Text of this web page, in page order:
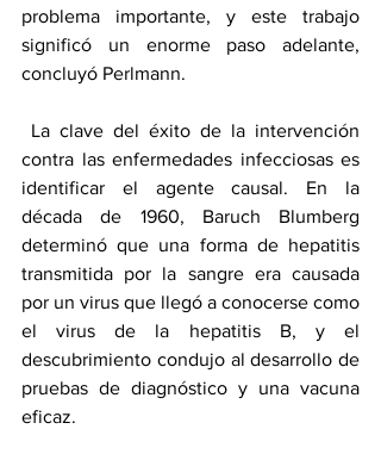
problema importante, y este trabajo
significó un enorme paso adelante,
concluyó Perlmann.
contra las enfermedades infecciosas es
identificar el agente causal. En la
década de 1960, Baruch Blumberg
determinó que una forma de hepatitis
transmitida por la sangre era causada
por un virus que llegó a conocerse como
el virus de la hepatitis B, y el
descubrimiento condujo al desarrollo de
pruebas de diagnóstico y una vacuna
eficaz.